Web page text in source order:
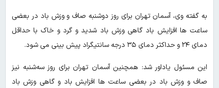
به گفته وی، آسمان تهران برای روز دوشنبه صاف و وزش باد در بعضی
ساعت‌ ها افزایش باد گاهی وزش باد شدید و گرد و خاک با حداقل
دمای ۲۴ و حداکثر دمای ۳۵ درجه سانتیگراد پیش بینی می شود.
این مسئول یاداور شد: همچنین آسمان تهران برای روز سه‌شنبه نیز
صاف و وزش باد در بعضی ساعت‌ ها افزایش باد و گاهی وزش باد